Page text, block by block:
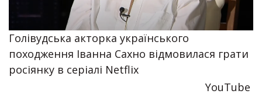
Голівудська акторка українського
походження Іванна Сахно відмовилася грати
росіянку в серіалі Netflix
YouTube